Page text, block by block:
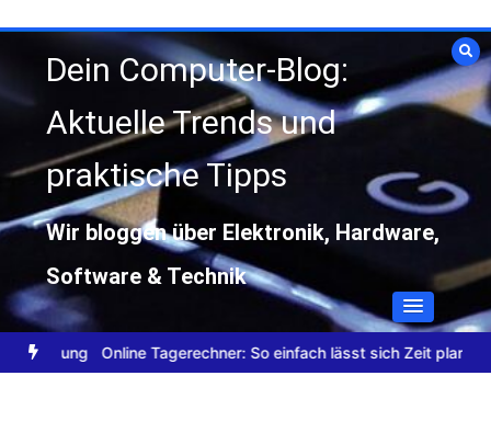
Inhalt
springenDein Computer-Blog:
Aktuelle Trends und
praktische Tipps
Wir bloggen über Elektronik, Hardware,
Software & Technik
Online Tagerechner: So einfach lässt sich Zeit planen